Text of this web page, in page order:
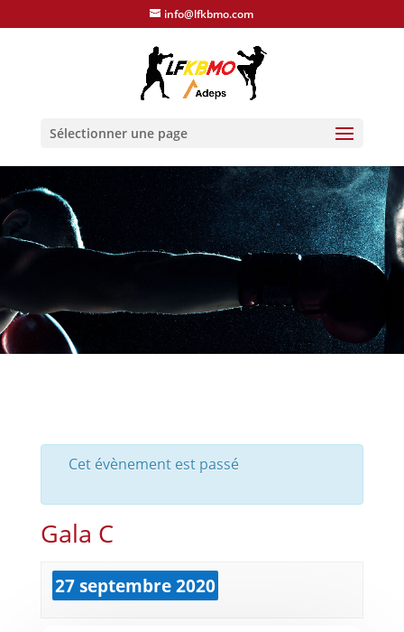
info@lfkbmo.com
Sélectionner une page
Cet évènement est passé
Gala C
27 septembre 2020